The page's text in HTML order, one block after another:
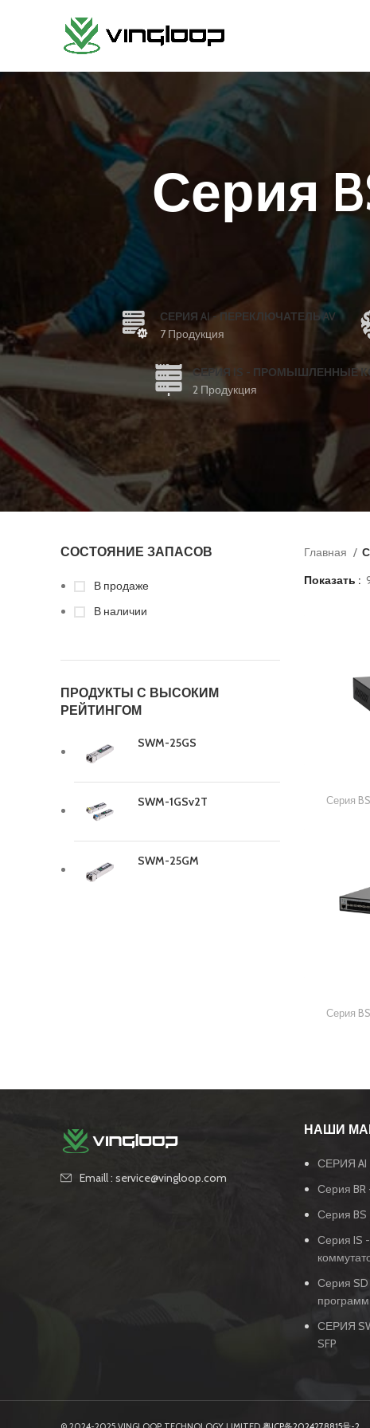
Серия
СЕРИЯ AI - ПЕРЕКЛЮЧАТЕЛЬ AV
7 Продукция
СЕРИЯ IS - ПРОМЫШЛЕННЫЕ
2 Продукция
СОСТОЯНИЕ ЗАПАСОВ
В продаже
В наличии
ПРОДУКТЫ С ВЫСОКИМ
РЕЙТИНГОМ
SWM-25GS
SWM-1GSv2T
SWM-25GM
Главная
Показать
Серия
Серия
Emaill : service@vingloop.com
НАШИ
СЕРИЯ
Серия BR
Серия BS
Серия IS
Серия
СЕРИЯ
SFP